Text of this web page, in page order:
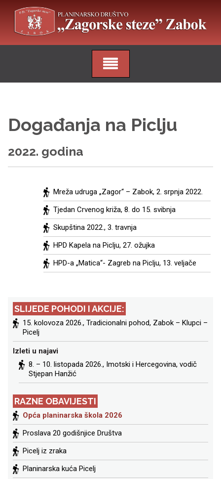
Događanja na Piclju
2022. godina
Mreža udruga „Zagor“ – Zabok, 2. srpnja 2022.
Tjedan Crvenog križa, 8. do 15. svibnja
Skupština 2022., 3. travnja
HPD Kapela na Piclju, 27. ožujka
HPD-a „Matica“- Zagreb na Piclju, 13. veljače
SLIJEDE POHODI I AKCIJE:
15. kolovoza 2026., Tradicionalni pohod, Zabok – Klupci –
Picelj
Izleti u najavi
8. – 10. listopada 2026., Imotski i Hercegovina, vodič
Stjepan Hanžić
RAZNE OBAVIJESTI
Opća planinarska škola 2026
Proslava 20 godišnjice Društva
Picelj iz zraka
Planinarska kuća Picelj